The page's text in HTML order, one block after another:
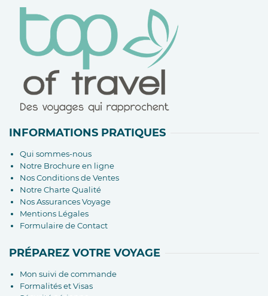
INFORMATIONS PRATIQUES
Qui sommes-nous
Notre Brochure en ligne
Nos Conditions de Ventes
Notre Charte Qualité
Nos Assurances Voyage
Mentions Légales
Formulaire de Contact
PRÉPAREZ VOTRE VOYAGE
Mon suivi de commande
Formalités et Visas